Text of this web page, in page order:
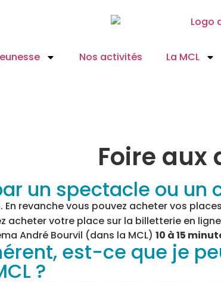
Nos activités La MCL
Foire aux
un spectacle ou
revanche vous pouvez acheter vos
acheter votre place sur la billetterie en ligne
André Bourvil (dans la MCL) 10 à 15
est-ce que je
?